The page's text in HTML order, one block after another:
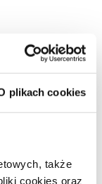
plikach cookies
także
cookies oraz
Sortuj
stronie